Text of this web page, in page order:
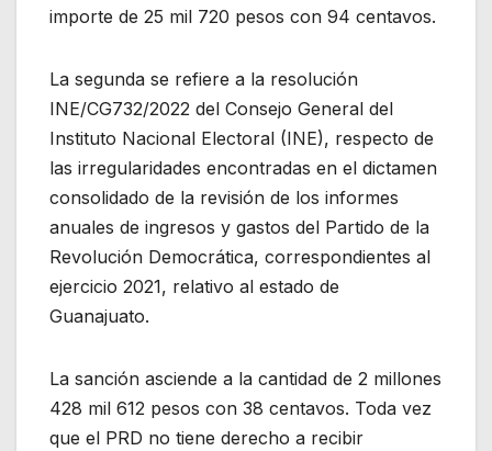
importe de 25 mil 720 pesos con 94 centavos.
La segunda se refiere a la resolución
INE/CG732/2022 del Consejo General del
Instituto Nacional Electoral (INE), respecto de
las irregularidades encontradas en el dictamen
consolidado de la revisión de los informes
anuales de ingresos y gastos del Partido de la
Revolución Democrática, correspondientes al
ejercicio 2021, relativo al estado de
Guanajuato.
La sanción asciende a la cantidad de 2 millones
428 mil 612 pesos con 38 centavos. Toda vez
que el PRD no tiene derecho a recibir